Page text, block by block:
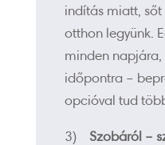
indítás miatt, sőt
otthon legyünk.
minden
időpontra –
opcióval tud
3) Szobáról –